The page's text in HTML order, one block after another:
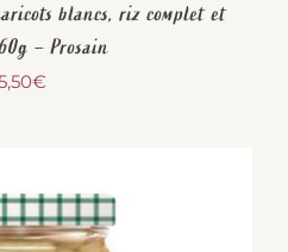
blancs, riz complet et
– Prosain
€